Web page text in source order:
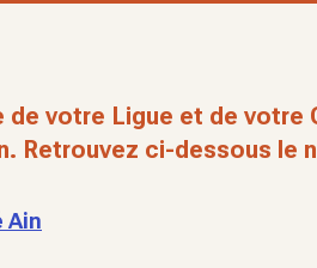
de votre Ligue et de votre
Retrouvez ci-dessous le
Ain